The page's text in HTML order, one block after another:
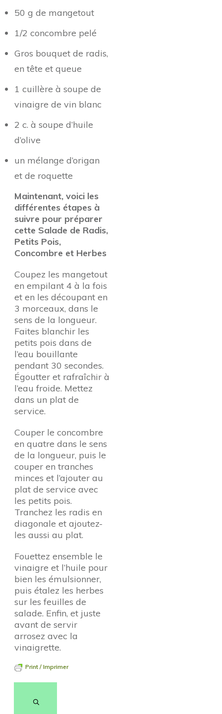
50 g de mangetout
1/2 concombre pelé
Gros bouquet de radis,
en tête et queue
1 cuillère à soupe de
vinaigre de vin blanc
2 c. à soupe d’huile
d’olive
un mélange d’origan
et de roquette
Maintenant, voici les
différentes étapes à
suivre pour préparer
cette Salade de Radis,
Petits Pois,
Concombre et Herbes
Coupez les mangetout
en empilant 4 à la fois
et en les découpant en
3 morceaux, dans le
sens de la longueur.
Faites blanchir les
petits pois dans de
l’eau bouillante
pendant 30 secondes.
Égoutter et rafraîchir à
l’eau froide. Mettez
dans un plat de
service.
Couper le concombre
en quatre dans le sens
de la longueur, puis le
couper en tranches
minces et l’ajouter au
plat de service avec
les petits pois.
Tranchez les radis en
diagonale et ajoutez-
les aussi au plat.
Fouettez ensemble le
vinaigre et l’huile pour
bien les émulsionner,
puis étalez les herbes
sur les feuilles de
salade. Enfin, et juste
avant de servir
arrosez avec la
vinaigrette.
Print / Imprimer